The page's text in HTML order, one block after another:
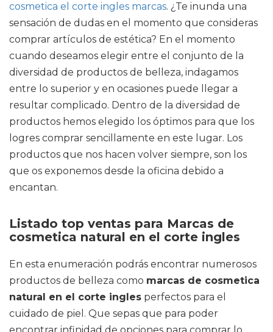
cosmetica el corte ingles marcas. ¿Te inunda una
sensación de dudas en el momento que consideras
comprar artículos de estética? En el momento
cuando deseamos elegir entre el conjunto de la
diversidad de productos de belleza, indagamos
entre lo superior y en ocasiones puede llegar a
resultar complicado. Dentro de la diversidad de
productos hemos elegido los óptimos para que los
logres comprar sencillamente en este lugar. Los
productos que nos hacen volver siempre, son los
que os exponemos desde la oficina debido a
encantan.
Listado top ventas para Marcas de
cosmetica natural en el corte ingles
En esta enumeración podrás encontrar numerosos
productos de belleza como marcas de cosmetica
natural en el corte ingles perfectos para el
cuidado de piel. Que sepas que para poder